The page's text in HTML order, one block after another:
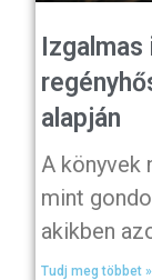
Izgalmas
alapján
A könyvek
mint
akikben
Tudj meg többet »